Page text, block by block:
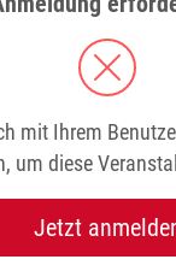
mit Ihrem
um diese
Jetzt